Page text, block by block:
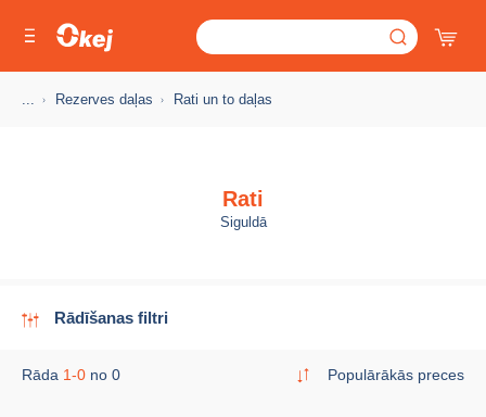
... Rezerves daļas Rati un to daļas
Rati
Siguldā
Rādīšanas filtri
Rāda 1-0 no 0 Populārākās preces